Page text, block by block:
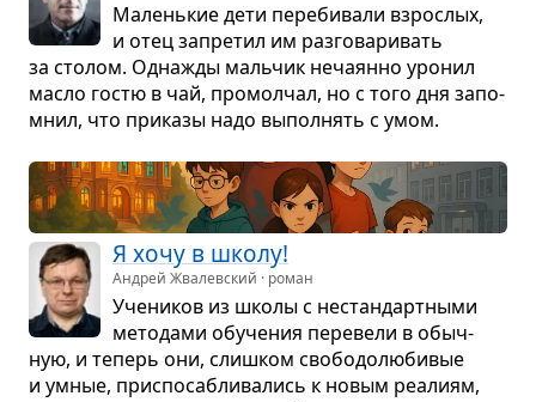
Малень­кие дети пере­би­вали взрос­лых,
и отец запре­тил им раз­го­ва­ри­вать
за сто­лом. Одна­жды маль­чик неча­янно уро­нил
масло гостю в чай, про­мол­чал, но с того дня запо­
мнил, что при­казы надо выпол­нять с умом.
Я хочу в школу!
Андрей Жвалевский · роман
Уче­ни­ков из школы с нестан­дарт­ными
мето­дами обу­че­ния пере­вели в обыч­
ную, и теперь они, слиш­ком сво­бо­до­лю­би­вые
и умные, при­спо­саб­ли­ва­лись к новым реа­лиям,